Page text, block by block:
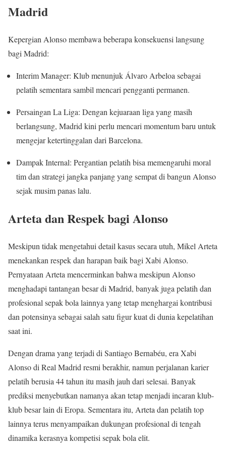
Madrid
Kepergian Alonso membawa beberapa konsekuensi langsung
bagi Madrid:
Interim Manager: Klub menunjuk Álvaro Arbeloa sebagai
pelatih sementara sambil mencari pengganti permanen.
Persaingan La Liga: Dengan kejuaraan liga yang masih
berlangsung, Madrid kini perlu mencari momentum baru untuk
mengejar ketertinggalan dari Barcelona.
Dampak Internal: Pergantian pelatih bisa memengaruhi moral
tim dan strategi jangka panjang yang sempat di bangun Alonso
sejak musim panas lalu.
Arteta dan Respek bagi Alonso
Meskipun tidak mengetahui detail kasus secara utuh, Mikel Arteta
menekankan respek dan harapan baik bagi Xabi Alonso.
Pernyataan Arteta mencerminkan bahwa meskipun Alonso
menghadapi tantangan besar di Madrid, banyak juga pelatih dan
profesional sepak bola lainnya yang tetap menghargai kontribusi
dan potensinya sebagai salah satu figur kuat di dunia kepelatihan
saat ini.
Dengan drama yang terjadi di Santiago Bernabéu, era Xabi
Alonso di Real Madrid resmi berakhir, namun perjalanan karier
pelatih berusia 44 tahun itu masih jauh dari selesai. Banyak
prediksi menyebutkan namanya akan tetap menjadi incaran klub-
klub besar lain di Eropa. Sementara itu, Arteta dan pelatih top
lainnya terus menyampaikan dukungan profesional di tengah
dinamika kerasnya kompetisi sepak bola elit.